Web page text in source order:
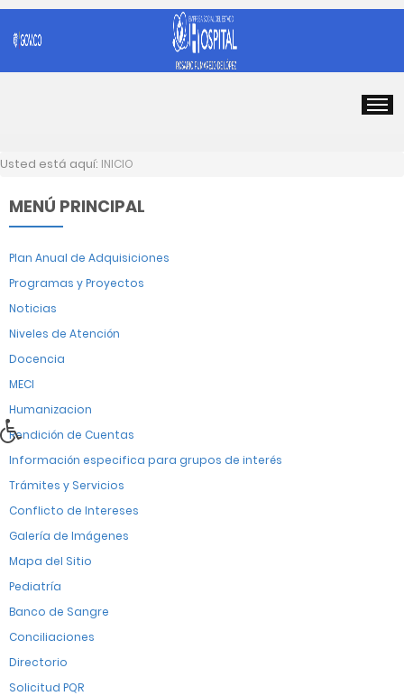
Usted está aquí: INICIO
MENÚ PRINCIPAL
Plan Anual de Adquisiciones
Programas y Proyectos
Noticias
Niveles de Atención
Docencia
MECI
Humanizacion
Rendición de Cuentas
Información especifica para grupos de interés
Trámites y Servicios
Conflicto de Intereses
Galería de Imágenes
Mapa del Sitio
Pediatría
Banco de Sangre
Conciliaciones
Directorio
Solicitud PQR